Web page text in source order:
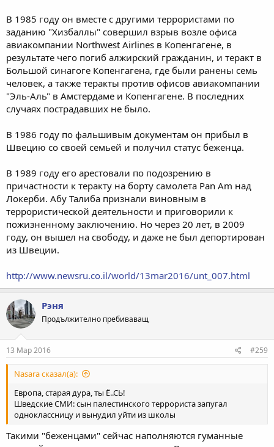
В 1985 году он вместе с другими террористами по
заданию "Хизбаллы" совершил взрыв возле офиса
авиакомпании Northwest Airlines в Копенгагене, в
результате чего погиб алжирский гражданин, и теракт в
Большой синагоге Копенгагена, где были ранены семь
человек, а также теракты против офисов авиакомпании
"Эль-Аль" в Амстердаме и Копенгагене. В последних
случаях пострадавших не было.
В 1986 году по фальшивым документам он прибыл в
Швецию со своей семьей и получил статус беженца.
В 1989 году его арестовали по подозрению в
причастности к теракту на борту самолета Pan Am над
Локерби. Абу Талиба признали виновным в
террористической деятельности и приговорили к
пожизненному заключению. Но через 20 лет, в 2009
году, он вышел на свободу, и даже не был депортирован
из Швеции.
http://www.newsru.co.il/world/13mar2016/unt_007.html
Рэня
Продължително пребиваващ
13 Мар 2016 #259
Nasara сказал(а):
Европа, старая дура, ты Ё..СЬ!
Шведские СМИ: сын палестинского террориста запугал
одноклассницу и вынудил уйти из школы
Такими "беженцами" сейчас наполняются гуманные